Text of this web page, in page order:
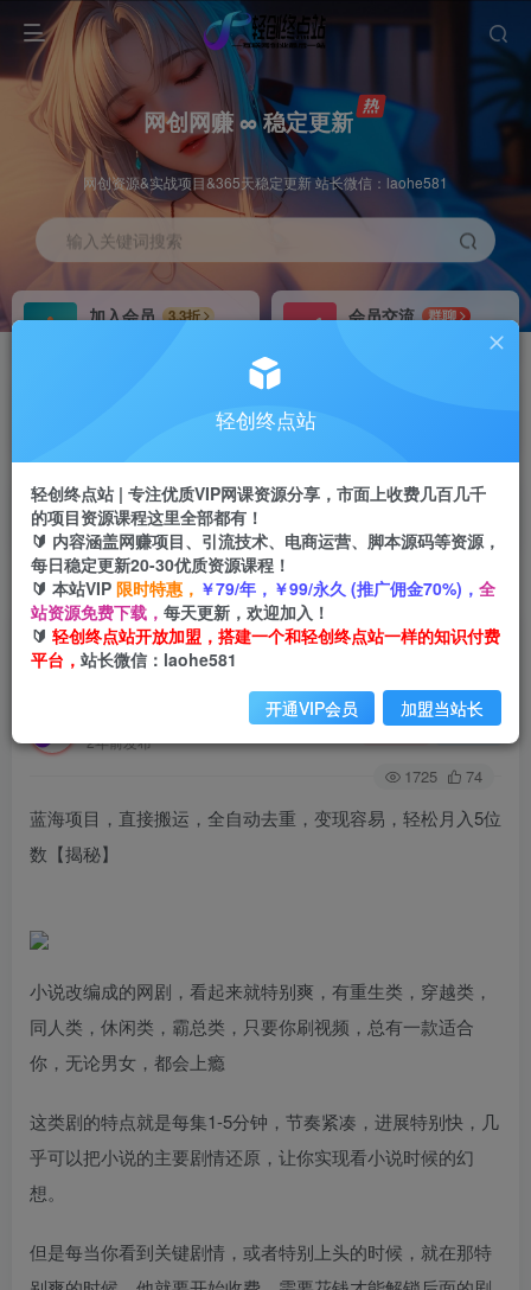
网创网赚 ∞ 稳定更新
网创资源&实战项目&365天稳定更新 站长微信：laohe581
输入关键词搜索
加入会员
3.3折
会员交流
群聊
首页 创业课程 会员免费 正文
蓝海项目，直接搬运，全自动去重，变现容易，轻
松月入5位数【揭秘】
2年前发布
关注 私信
1725 74
蓝海项目，直接搬运，全自动去重，变现容易，轻松月入5位
数【揭秘】
小说改编成的网剧，看起来就特别爽，有重生类，穿越类，
同人类，休闲类，霸总类，只要你刷视频，总有一款适合
你，无论男女，都会上瘾
这类剧的特点就是每集1-5分钟，节奏紧凑，进展特别快，几
乎可以把小说的主要剧情还原，让你实现看小说时候的幻
想。
但是每当你看到关键剧情，或者特别上头的时候，就在那特
轻创终点站
轻创终点站 | 专注优质VIP网课资源分享，市面上收费几百几千
的项目资源课程这里全部都有！
🔰 内容涵盖网赚项目、引流技术、电商运营、脚本源码等资源，
每日稳定更新20-30优质资源课程！
🔰 本站VIP 限时特惠， ￥79/年，￥99/永久 (推广佣金70%)， 全
站资源免费下载， 每天更新，欢迎加入！
🔰 轻创终点站开放加盟，搭建一个和轻创终点站一样的知识付费
平台， 站长微信：laohe581
开通VIP会员 加盟当站长